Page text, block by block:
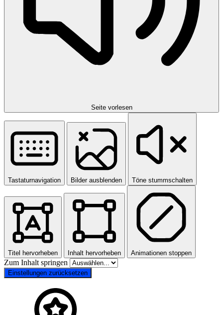
Seite vorlesen
Tastaturnavigation Bilder ausblenden Töne stummschalten
Titel hervorheben Inhalt hervorheben Animationen stoppen
Zum Inhalt springen
Einstellungen zurücksetzen